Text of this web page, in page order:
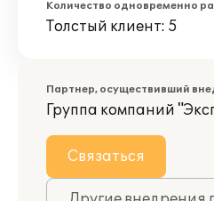
Количество одновременно
Толстый клиент: 5
Партнер, осуществивший
Группа компаний
Связаться